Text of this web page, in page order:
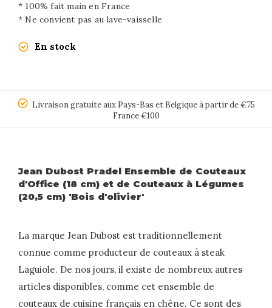
* 100% fait main en France
* Ne convient pas au lave-vaisselle
En stock
Livraison gratuite aux Pays-Bas et Belgique à partir de €75
France €100
Jean Dubost Pradel Ensemble de Couteaux
d'Office (18 cm) et de Couteaux à Légumes
(20,5 cm) 'Bois d'olivier'
La marque Jean Dubost est traditionnellement
connue comme producteur de couteaux à steak
Laguiole. De nos jours, il existe de nombreux autres
articles disponibles, comme cet ensemble de
couteaux de cuisine français en chêne. Ce sont des